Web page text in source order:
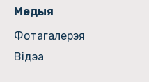
Медыя
Фотагалерэя
Відэа